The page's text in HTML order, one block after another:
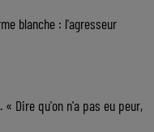
blanche : l'agresseur
« Dire qu'on n'a pas eu peur,